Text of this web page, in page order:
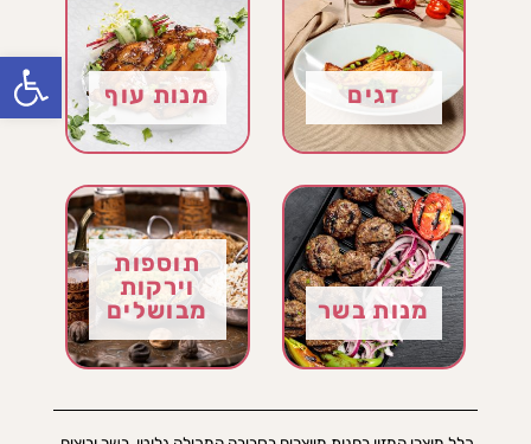
דגים8 מוצרים מנות עוף
12 מוצרים
מנות בשר
6 מוצרים
תוספות
וירקות
מבושלים
13 מוצרים